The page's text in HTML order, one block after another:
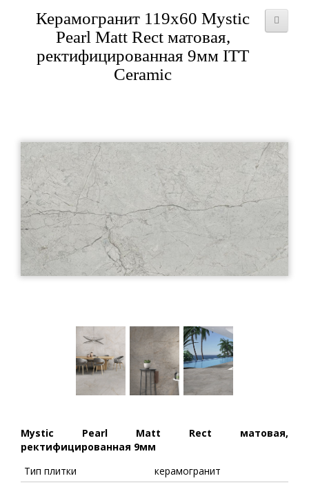
Керамогранит 119x60 Mystic
Pearl Matt Rect матовая,
ректифицированная 9мм ITT
Ceramic
Mystic Pearl Matt Rect матовая,
ректифицированная 9мм
Тип плитки
керамогранит